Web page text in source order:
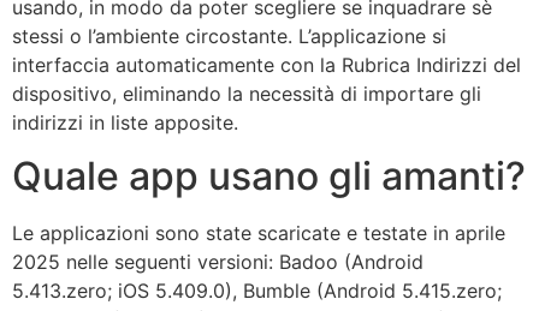
usando, in modo da poter scegliere se inquadrare sè
stessi o l’ambiente circostante. L’applicazione si
interfaccia automaticamente con la Rubrica Indirizzi del
dispositivo, eliminando la necessità di importare gli
indirizzi in liste apposite.
Quale app usano gli amanti?
Le applicazioni sono state scaricate e testate in aprile
2025 nelle seguenti versioni: Badoo (Android
5.413.zero; iOS 5.409.0), Bumble (Android 5.415.zero;